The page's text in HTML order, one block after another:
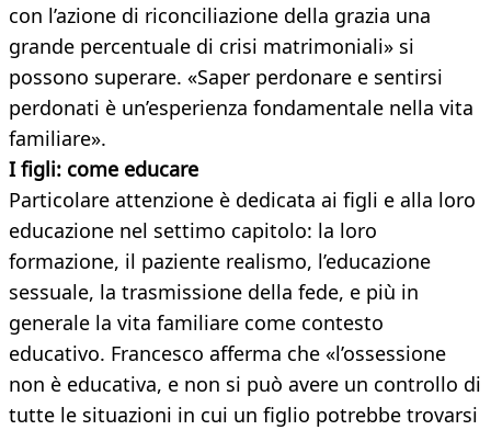
con l’azione di riconciliazione della grazia una
grande percentuale di crisi matrimoniali» si
possono superare. «Saper perdonare e sentirsi
perdonati è un’esperienza fondamentale nella vita
familiare».
I figli: come educare
Particolare attenzione è dedicata ai figli e alla loro
educazione nel settimo capitolo: la loro
formazione, il paziente realismo, l’educazione
sessuale, la trasmissione della fede, e più in
generale la vita familiare come contesto
educativo. Francesco afferma che «l’ossessione
non è educativa, e non si può avere un controllo di
tutte le situazioni in cui un figlio potrebbe trovarsi